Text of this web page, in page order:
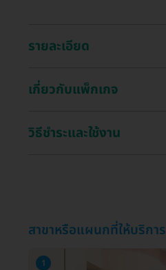
รายละเอียด
เกี่ยวกับแพ็กเกจ
วิธีชำระและใช้งาน
สาขาหรือแผนกที่ให้บริการ
1